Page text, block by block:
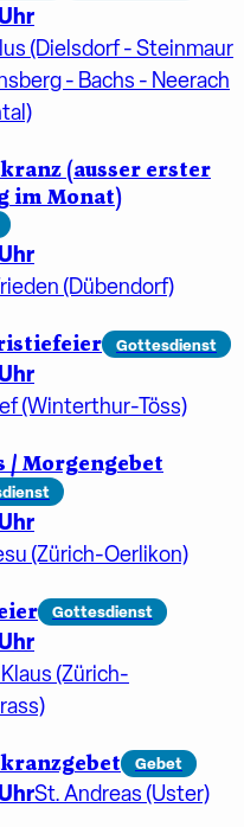
(Dielsdorf - Steinmaur
- Bachs - Neerach
(ausser erster
im Monat)
(Dübendorf)
Gottesdienst
(Winterthur-Töss)
/ Morgengebet
(Zürich-Oerlikon)
Gottesdienst
(Zürich-
Gebet
St. Andreas (Uster)